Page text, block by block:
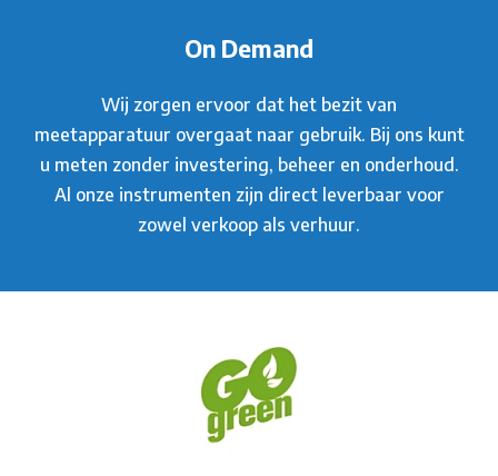
On Demand
Wij zorgen ervoor dat het bezit van
meetapparatuur overgaat naar gebruik. Bij ons kunt
u meten zonder investering, beheer en onderhoud.
Al onze instrumenten zijn direct leverbaar voor
zowel verkoop als verhuur.